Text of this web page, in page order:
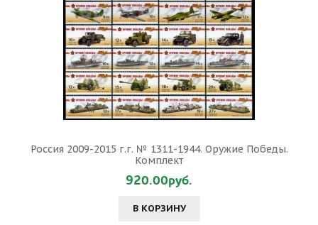
Россия 2009-2015 г.г. № 1311-1944. Оружие Победы.
Комплект
920.00руб.
В КОРЗИНУ